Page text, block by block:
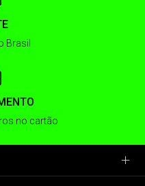
Brasil
no cartão